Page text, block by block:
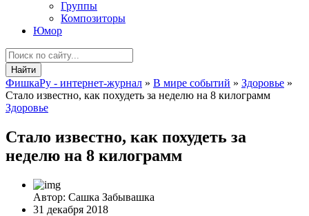
Группы
Композиторы
Юмор
Найти
ФишкаРу - интернет-журнал » В мире событий » Здоровье »
Стало известно, как похудеть за неделю на 8 килограмм
Здоровье
Стало известно, как похудеть за
неделю на 8 килограмм
Автор: Сашка Забывашка
31 декабря 2018